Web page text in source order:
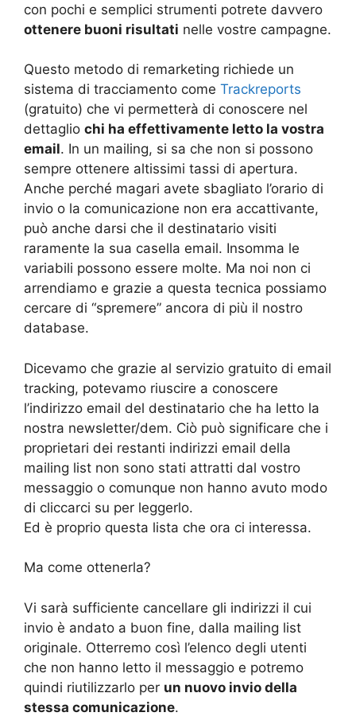
con pochi e semplici strumenti potrete davvero
ottenere buoni risultati nelle vostre campagne.
Questo metodo di remarketing richiede un
sistema di tracciamento come Trackreports
(gratuito) che vi permetterà di conoscere nel
dettaglio chi ha effettivamente letto la vostra
email. In un mailing, si sa che non si possono
sempre ottenere altissimi tassi di apertura.
Anche perché magari avete sbagliato l’orario di
invio o la comunicazione non era accattivante,
può anche darsi che il destinatario visiti
raramente la sua casella email. Insomma le
variabili possono essere molte. Ma noi non ci
arrendiamo e grazie a questa tecnica possiamo
cercare di “spremere” ancora di più il nostro
database.
Dicevamo che grazie al servizio gratuito di email
tracking, potevamo riuscire a conoscere
l’indirizzo email del destinatario che ha letto la
nostra newsletter/dem. Ciò può significare che i
proprietari dei restanti indirizzi email della
mailing list non sono stati attratti dal vostro
messaggio o comunque non hanno avuto modo
di cliccarci su per leggerlo.
Ed è proprio questa lista che ora ci interessa.
Ma come ottenerla?
Vi sarà sufficiente cancellare gli indirizzi il cui
invio è andato a buon fine, dalla mailing list
originale. Otterremo così l’elenco degli utenti
che non hanno letto il messaggio e potremo
quindi riutilizzarlo per un nuovo invio della
stessa comunicazione.